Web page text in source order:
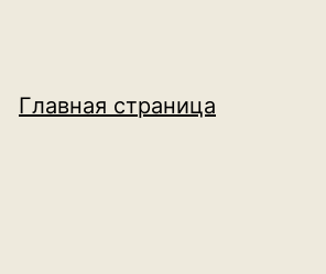
Главная страница